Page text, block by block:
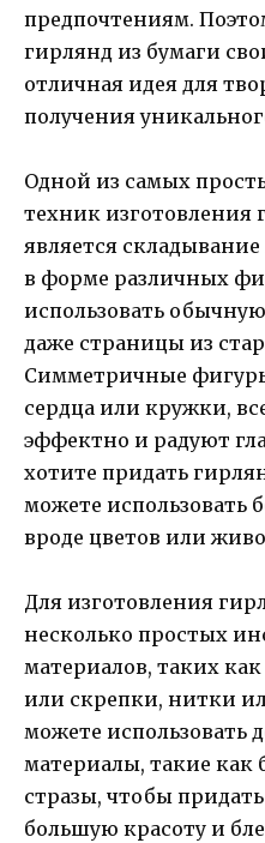
предпочтениям.
гирлянд из бумаги
отличная идея для
получения
Одной из самых
техник изготовления
является
в форме различных
использовать
даже страницы из
Симметричные
сердца или кружки,
эффектно и радуют
хотите придать
можете использовать
вроде цветов или
Для изготовления
несколько простых
материалов, таких
или скрепки, нитки
можете использовать
материалы, такие как
стразы, чтобы
большую красоту и